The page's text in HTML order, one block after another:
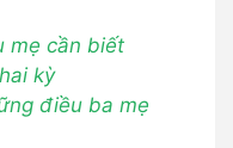
mẹ cần biết
kỳ
điều ba mẹ